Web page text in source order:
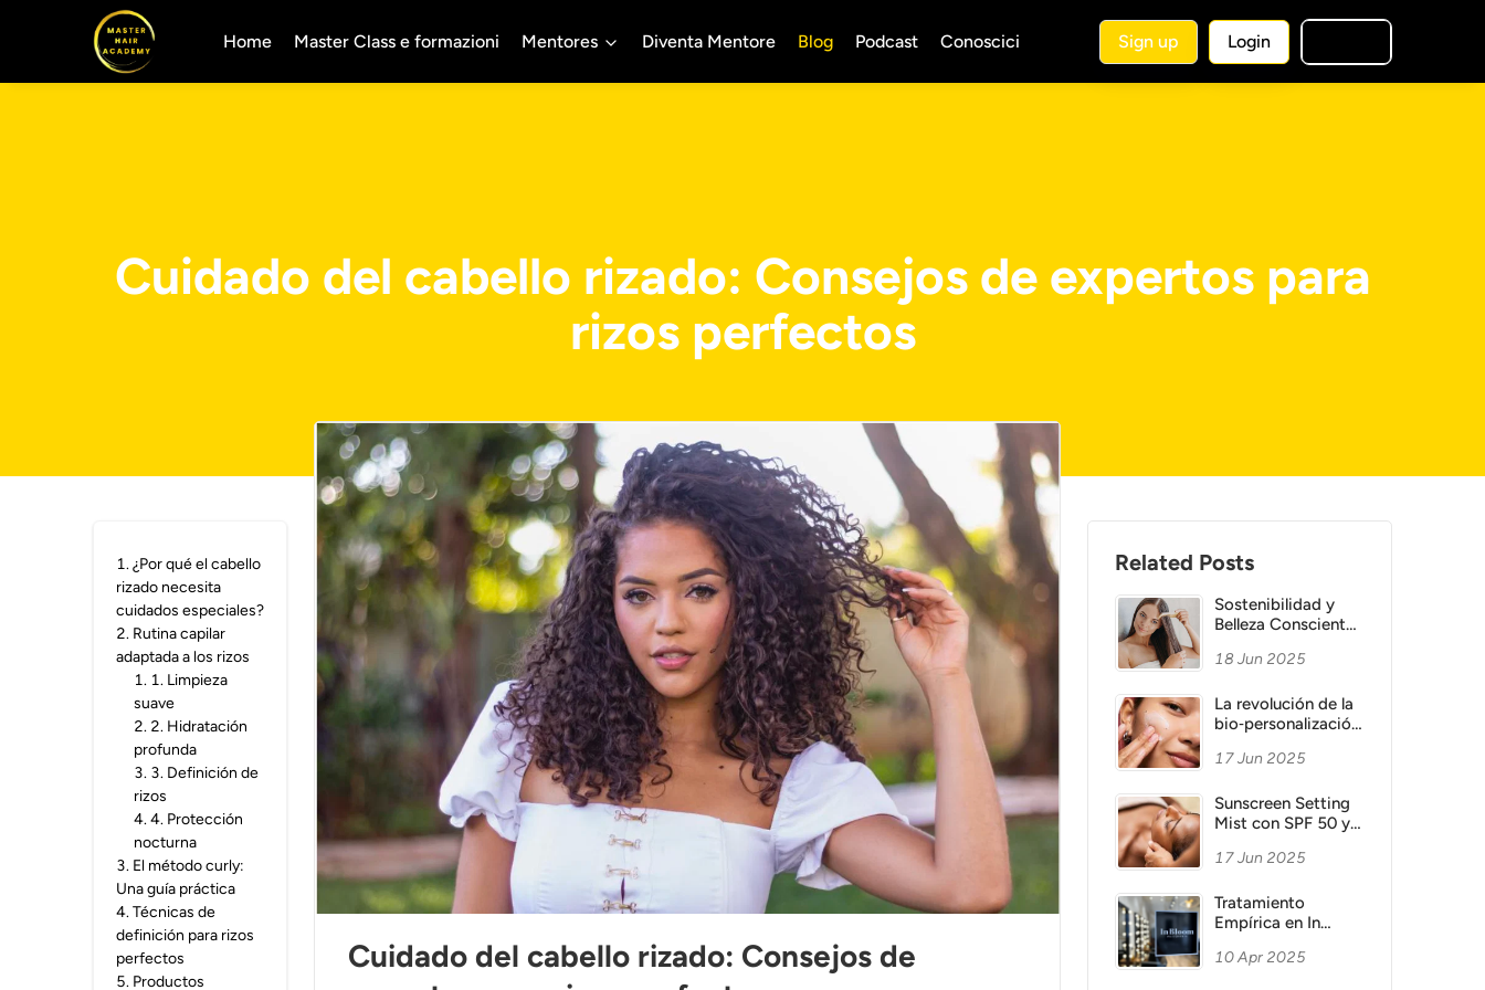
Home Master Class e formazioni Mentores Diventa Mentore Blog Podcast Conoscici Sign up Login
Cuidado del cabello rizado: Consejos de expertos para
rizos perfectos
1.¿Por qué el cabello
rizado necesita
cuidados especiales?
2. Rutina capilar
adaptada a los rizos
1. 1. Limpieza
suave
2. 2. Hidratación
profunda
3. 3. Definición de
rizos
4.4. Protección
nocturna
3. El método curly:
Una guía práctica
4.Técnicas de
definición para rizos
perfectos
5. Productos
Cuidado del cabello rizado: Consejos de
Related Posts
Sostenibilidad y
Belleza Consciente
Capilar: Un Análisis
Auge
18 Jun 2025
La revolución de la
bio‑personalización
capilar
17 Jun 2025
Sunscreen Setting
Mist con SPF 50 y
17 Jun 2025
Tratamiento
Empírica en In
reconstrucción
10 Apr 2025